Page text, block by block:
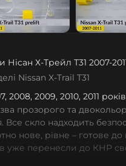
Х-Трейл Т31 2007-
Nissan X-Trail T31
2008, 2009, 2010, 2011
прозорого та
Все скло надходить
нове, рівне – готове
уже перенесли до КНР
до 90% запчастин до